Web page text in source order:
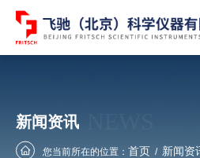
新闻资讯
您当前所在的位置： 首页 / 新闻资